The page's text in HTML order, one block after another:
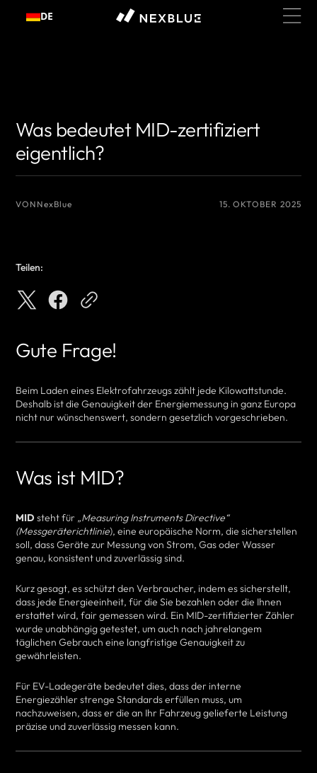
InhaltDE
Was bedeutet MID-zertifiziert
eigentlich?
VON NexBlue 15. OKTOBER 2025
Teilen:
Gute Frage!
Beim Laden eines Elektrofahrzeugs zählt jede Kilowattstunde.
Deshalb ist die Genauigkeit der Energiemessung in ganz Europa
nicht nur wünschenswert, sondern gesetzlich vorgeschrieben.
Was ist MID?
MID steht für „Measuring Instruments Directive“
(Messgeräterichtlinie), eine europäische Norm, die sicherstellen
soll, dass Geräte zur Messung von Strom, Gas oder Wasser
genau, konsistent und zuverlässig sind.
Kurz gesagt, es schützt den Verbraucher, indem es sicherstellt,
dass jede Energieeinheit, für die Sie bezahlen oder die Ihnen
erstattet wird, fair gemessen wird. Ein MID-zertifizierter Zähler
wurde unabhängig getestet, um auch nach jahrelangem
täglichen Gebrauch eine langfristige Genauigkeit zu
gewährleisten.
Für EV-Ladegeräte bedeutet dies, dass der interne
Energiezähler strenge Standards erfüllen muss, um
nachzuweisen, dass er die an Ihr Fahrzeug gelieferte Leistung
präzise und zuverlässig messen kann.